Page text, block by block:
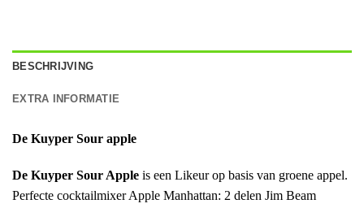
BESCHRIJVING
EXTRA INFORMATIE
De Kuyper Sour apple
De Kuyper Sour Apple is een Likeur op basis van groene appel.
Perfecte cocktailmixer Apple Manhattan: 2 delen Jim Beam